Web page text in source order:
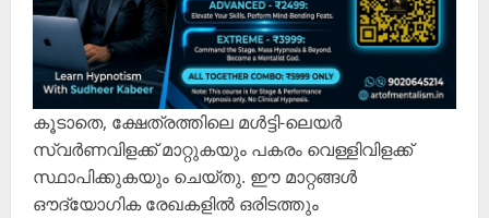
കൂടാതെ, ക്ഷേത്രത്തിലെ മൾട്ടി-ലെയർ
സ്വർണവിളക്ക് മാറ്റുകയും പകരം വെള്ളിവിളക്ക്
സ്ഥാപിക്കുകയും ചെയ്തു. ഈ മാറ്റങ്ങൾ
ഔദ്യോഗിക രേഖകളിൽ ഒരിടത്തും